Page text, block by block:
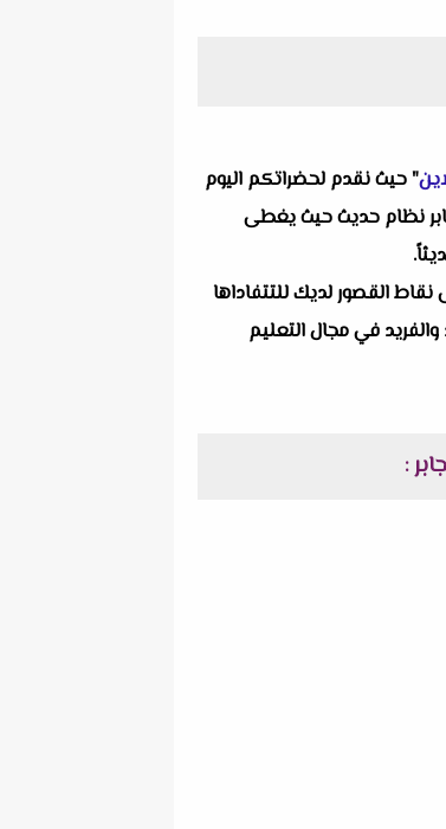
" حيث نقدم لحضراتكم اليوم
للصف الرابع الإبتدائي الترم الثاني 2025 لمس صفية عبد الجابر نظام حديث حيث يغطى
القصور لديك للتتفاداها
والفريد في مجال التعليم
: